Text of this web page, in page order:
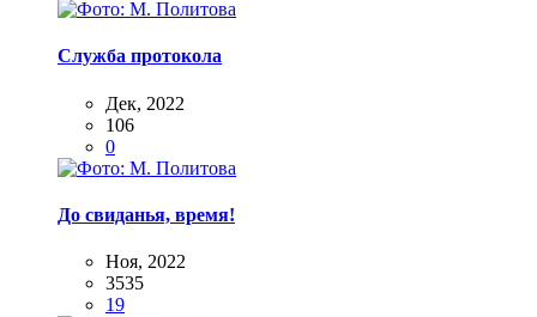
Служба протокола
Дек, 2022
106
0
До свиданья, время!
Ноя, 2022
3535
19